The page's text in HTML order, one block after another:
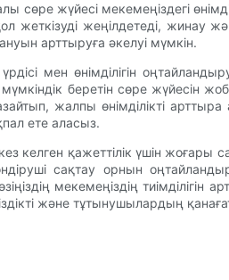
сөре жүйесі мекемеңіздегі
жеңілдетеді, жинау
арттыруға әкелуі мүмкін.
мен өнімділігін
мүмкіндік беретін сөре
жалпы өнімділікті
ете аласыз.
келген қажеттілік үшін
сақтау орнын
мекемеңіздің
және тұтынушылардың